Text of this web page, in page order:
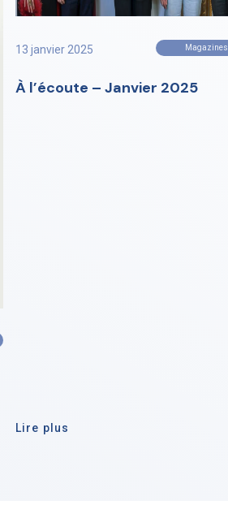
13 janvier 2025 Magazines
À l’écoute – Janvier 2025
Lire plus